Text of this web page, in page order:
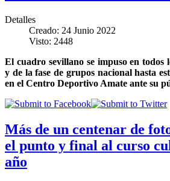
Detalles
Creado: 24 Junio 2022
Visto: 2448
El cuadro sevillano se impuso en todos
y de la fase de grupos nacional hasta
en el Centro Deportivo Amate ante su
Más de un centenar de
el punto y final al curso
año